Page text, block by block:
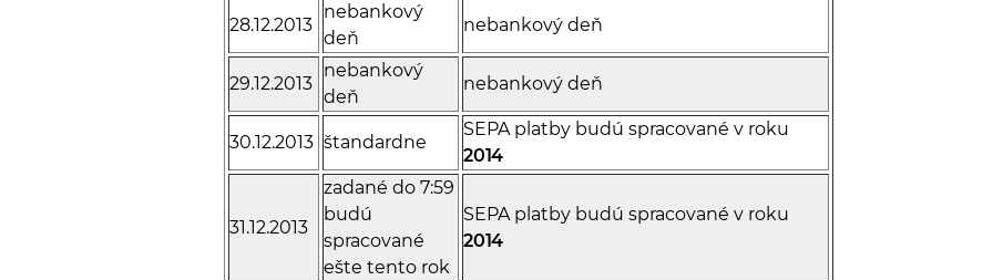
28.12.2013
nebankový
deň
nebankový deň
29.12.2013
nebankový
deň
nebankový deň
30.12.2013 štandardne
SEPA platby budú spracované v roku
2014
31.12.2013
zadané do 7:59
budú
spracované
ešte tento rok
SEPA platby budú spracované v roku
2014